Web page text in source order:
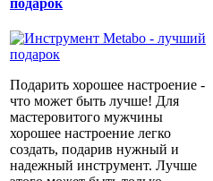
Подарить хорошее настроение -
что может быть лучше! Для
мастеровитого мужчины
хорошее настроение легко
создать, подарив нужный и
надежный инструмент. Лучше